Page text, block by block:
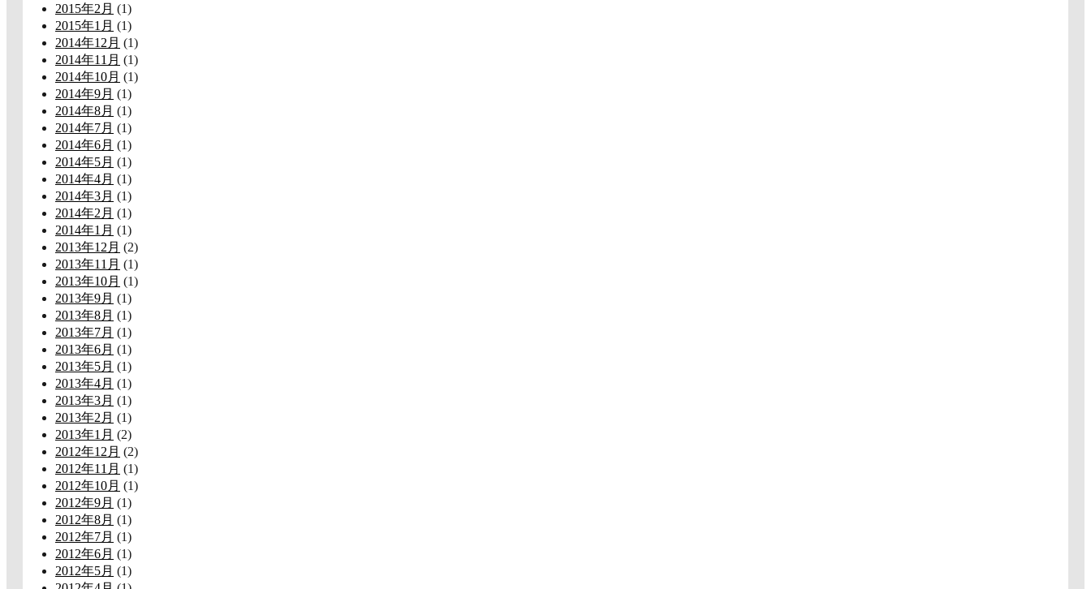
2015年2月 (1)
2015年1月 (1)
2014年12月 (1)
2014年11月 (1)
2014年10月 (1)
2014年9月 (1)
2014年8月 (1)
2014年7月 (1)
2014年6月 (1)
2014年5月 (1)
2014年4月 (1)
2014年3月 (1)
2014年2月 (1)
2014年1月 (1)
2013年12月 (2)
2013年11月 (1)
2013年10月 (1)
2013年9月 (1)
2013年8月 (1)
2013年7月 (1)
2013年6月 (1)
2013年5月 (1)
2013年4月 (1)
2013年3月 (1)
2013年2月 (1)
2013年1月 (2)
2012年12月 (2)
2012年11月 (1)
2012年10月 (1)
2012年9月 (1)
2012年8月 (1)
2012年7月 (1)
2012年6月 (1)
2012年5月 (1)